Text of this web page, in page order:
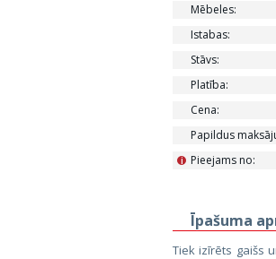
Mēbeles:
Istabas:
Stāvs:
Platība:
Cena:
Papildus
Pieejams no:
i
Īpašuma
Tiek izīrēts gaišs